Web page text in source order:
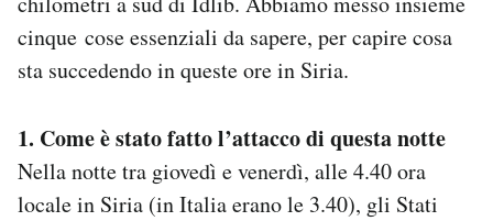
Esci
cinque cose essenziali da sapere, per capire cosa
sta succedendo in queste ore in Siria.
1. Come è stato fatto l’attacco di questa notte
Nella notte tra giovedì e venerdì, alle 4.40 ora
locale in Siria (in Italia erano le 3.40), gli Stati